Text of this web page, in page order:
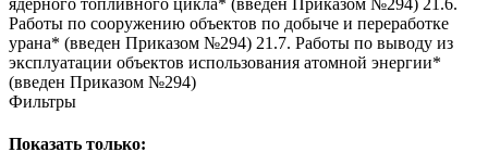
ядерного топливного цикла* (введен Приказом №294) 21.6.
Работы по сооружению объектов по добыче и переработке
урана* (введен Приказом №294) 21.7. Работы по выводу из
эксплуатации объектов использования атомной энергии*
(введен Приказом №294)
Фильтры
Показать только: